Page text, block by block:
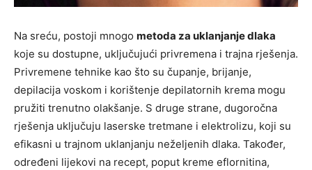
Na sreću, postoji mnogo metoda za uklanjanje dlaka
koje su dostupne, uključujući privremena i trajna rješenja.
Privremene tehnike kao što su čupanje, brijanje,
depilacija voskom i korištenje depilatornih krema mogu
pružiti trenutno olakšanje. S druge strane, dugoročna
rješenja uključuju laserske tretmane i elektrolizu, koji su
efikasni u trajnom uklanjanju neželjenih dlaka. Također,
određeni lijekovi na recept, poput kreme eflornitina,